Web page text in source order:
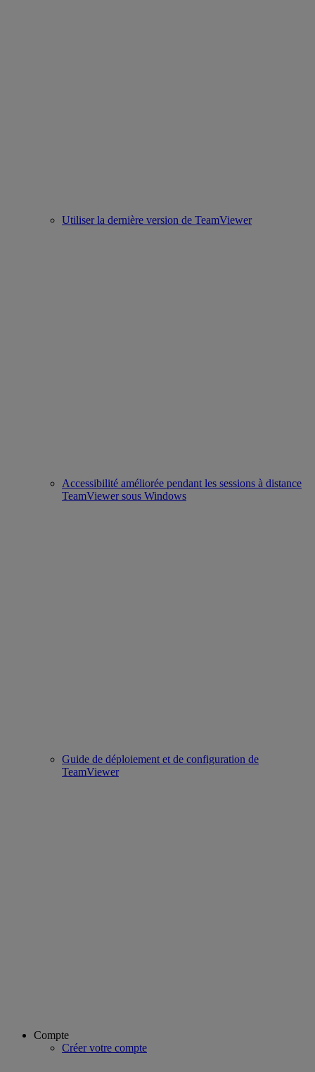
Utiliser la dernière version de TeamViewer
Accessibilité améliorée pendant les sessions à distance
TeamViewer sous Windows
Guide de déploiement et de configuration de
TeamViewer
Compte
Créer votre compte